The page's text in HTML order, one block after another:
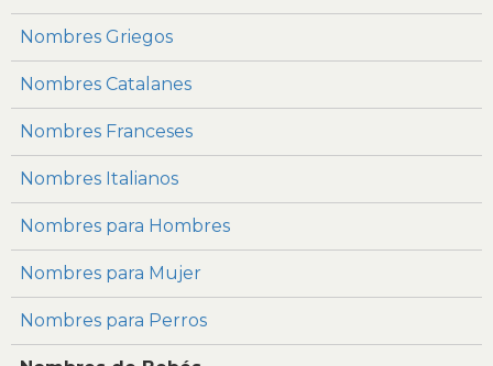
Nombres Griegos
Nombres Catalanes
Nombres Franceses
Nombres Italianos
Nombres para Hombres
Nombres para Mujer
Nombres para Perros